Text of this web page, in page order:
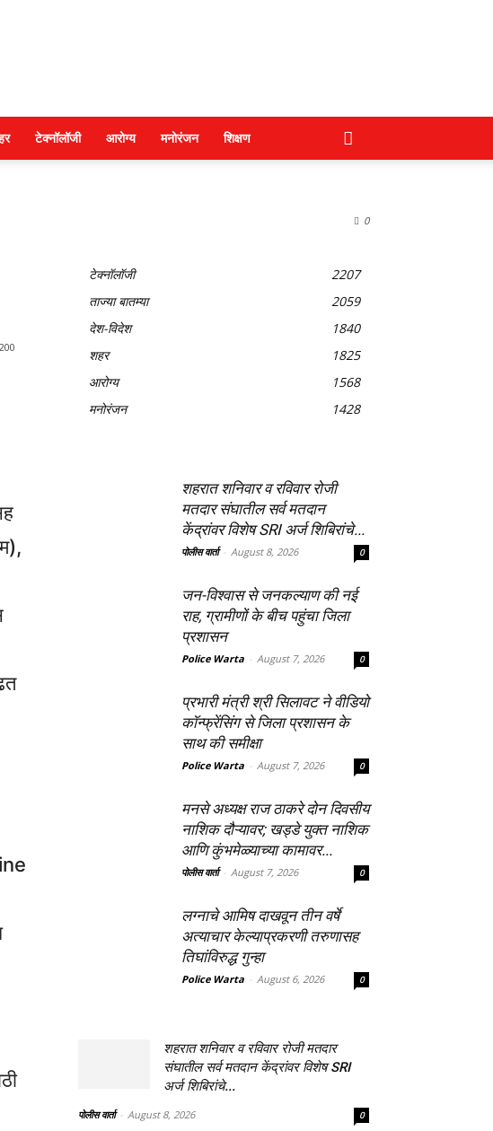
टेक्नॉलॉजी आरोग्य मनोरंजन शिक्षण
200
0
टेक्नॉलॉजी
2207
ताज्या बातम्या
2059
देश-विदेश
1840
शहर
1825
आरोग्य
1568
मनोरंजन
1428
शहरात शनिवार व रविवार रोजी
मतदार संघातील सर्व मतदान
केंद्रांवर विशेष SRI अर्ज शिबिरांचे...
पोलीस वार्ता August 8, 2026 0
जन-विश्वास से जनकल्याण की नई
राह, ग्रामीणों के बीच पहुंचा जिला
प्रशासन
Police Warta August 7, 2026 0
प्रभारी मंत्री श्री सिलावट ने वीडियो
कॉन्फ्रेंसिंग से जिला प्रशासन के
साथ की समीक्षा
Police Warta August 7, 2026 0
मनसे अध्यक्ष राज ठाकरे दोन दिवसीय
नाशिक दौऱ्यावर; खड्डे युक्त नाशिक
आणि कुंभमेळ्याच्या कामावर...
पोलीस वार्ता August 7, 2026 0
लग्नाचे आमिष दाखवून तीन वर्षे
अत्याचार केल्याप्रकरणी तरुणासह
तिघांविरुद्ध गुन्हा
Police Warta August 6, 2026 0
शहरात शनिवार व रविवार रोजी मतदार
संघातील सर्व मतदान केंद्रांवर विशेष SRI
अर्ज शिबिरांचे...
पोलीस वार्ता August 8, 2026 0